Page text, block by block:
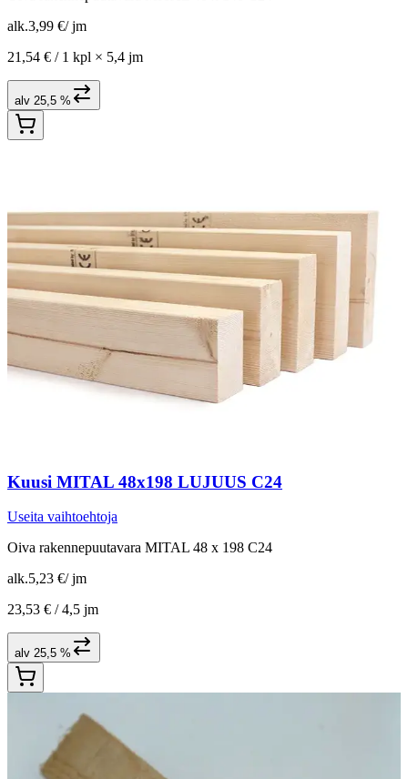
alk.3,99 €/ jm
21,54 € / 1 kpl × 5,4 jm
alv 25,5 %
Kuusi MITAL 48x198 LUJUUS C24
Useita vaihtoehtoja
Oiva rakennepuutavara MITAL 48 x 198 C24
alk.5,23 €/ jm
23,53 € /4,5 jm
alv 25,5 %